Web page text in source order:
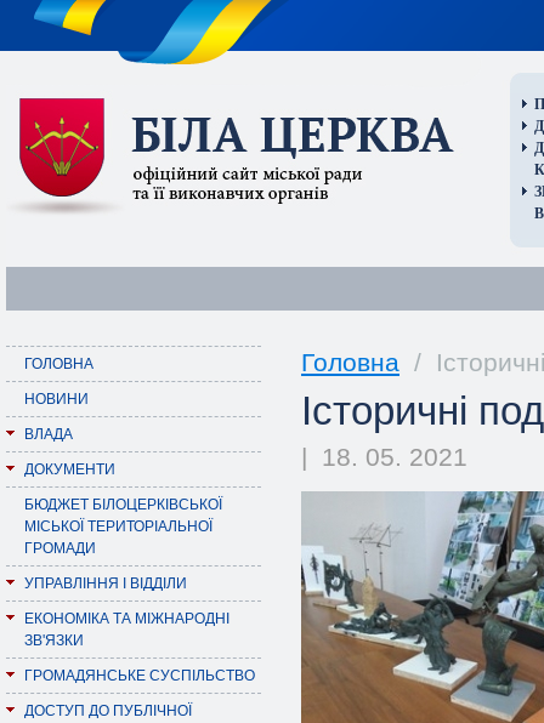
ГОЛОВНА
НОВИНИ
ВЛАДА
ДОКУМЕНТИ
БЮДЖЕТ БІЛОЦЕРКІВСЬКОЇ
МІСЬКОЇ ТЕРИТОРІАЛЬНОЇ
ГРОМАДИ
УПРАВЛІННЯ І ВІДДІЛИ
ЕКОНОМІКА ТА МІЖНАРОДНІ
ЗВ'ЯЗКИ
ГРОМАДЯНСЬКЕ СУСПІЛЬСТВО
ДОСТУП ДО ПУБЛІЧНОЇ
Головна /
Історичні
| 18. 05. 2021